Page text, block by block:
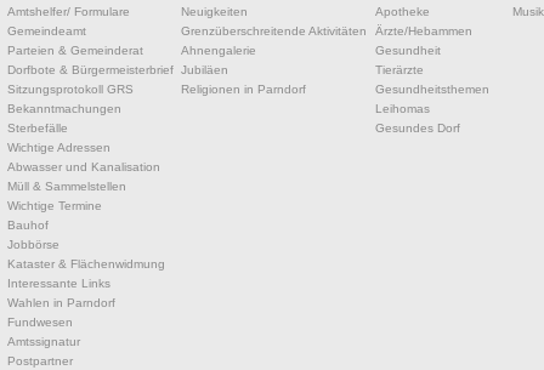
Amtshelfer/ Formulare
Gemeindeamt
Parteien & Gemeinderat
Dorfbote & Bürgermeisterbrief
Sitzungsprotokoll GRS
Bekanntmachungen
Sterbefälle
Wichtige Adressen
Abwasser und Kanalisation
Müll & Sammelstellen
Wichtige Termine
Bauhof
Jobbörse
Kataster & Flächenwidmung
Interessante Links
Wahlen in Parndorf
Fundwesen
Amtssignatur
Postpartner
Neuigkeiten
Grenzüberschreitende Aktivitäten
Ahnengalerie
Jubiläen
Religionen in Parndorf
Apotheke
Ärzte/Hebammen
Gesundheit
Tierärzte
Gesundheitsthemen
Leihomas
Gesundes Dorf